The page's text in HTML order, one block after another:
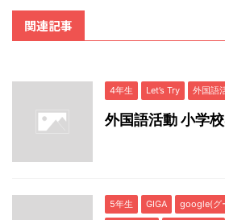
関連記事
4年生 Let’s Try 外国語
外国語活動 小学
5年生 GIGA google(グ